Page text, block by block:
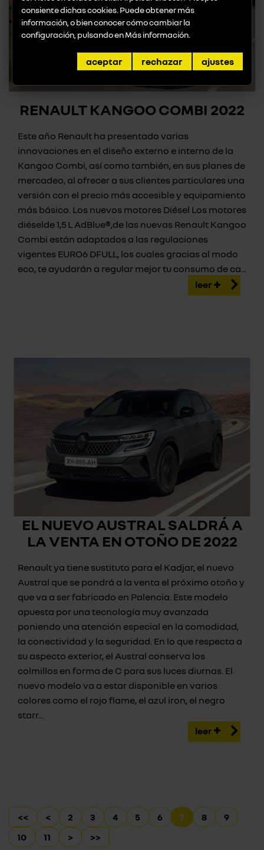
RENAULT KANGOO COMBI 2022
Este año Renault ha presentado varias
innovaciones en el diseño externo e interno de la
Kangoo Combi, así como también, en sus planes de
mercadeo, al ofrecer a sus clientes particulares una
versión con el precio más accesible y equipamiento
más básico. Los nuevos motores Diésel Los motores
diéselde 1,5 L AdBlue®,de las nuevas Renault Kangoo
Combi están adaptados a las regulaciones
vigentes EURO6 DFULL, los cuales gracias al modo
eco, te ayudarán a regular mejor tu consumo de ca...
leer
EL NUEVO AUSTRAL SALDRÁ A
LA VENTA EN OTOÑO DE 2022
Renault ya tiene sustituto para el Kadjar, el nuevo
Austral que se pondrá a la venta el próximo otoño y
que va a ser fabricado en Palencia. Este modelo
apuesta por una tecnología muy avanzada
poniendo una atención especial en la comodidad,
la conectividad y la seguridad. En lo que respecta a
su aspecto exterior, el Austral conserva los
colmillos en forma de C para sus luces diurnas. El
nuevo modelo va a estar disponible en varios
colores como el rojo flame, el azul iron, el negro
starr...
leer
<< < 2 3 4 5 6 7 8
9
10
11 > >>
consiente dichas cookies. Puede obtener más
información, o bien conocer cómo cambiar la
configuración, pulsando enMás información
aceptar rechazar ajustes